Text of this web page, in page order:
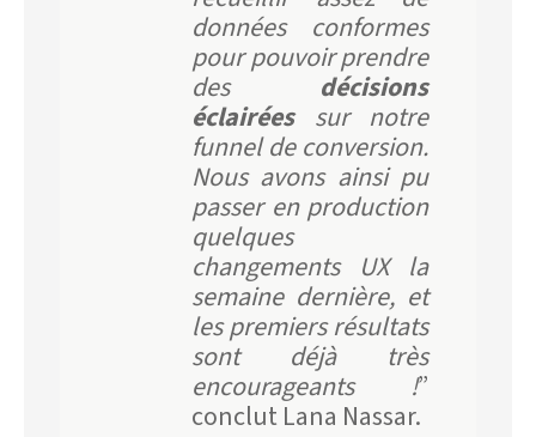
données conformes
pour pouvoir prendre
des décisions
éclairéessur notre
funnel de conversion.
Nous avons ainsi pu
passer en production
quelques
changements UX la
semaine dernière, et
les premiers résultats
sont déjà très
encourageants !”
conclut Lana Nassar.